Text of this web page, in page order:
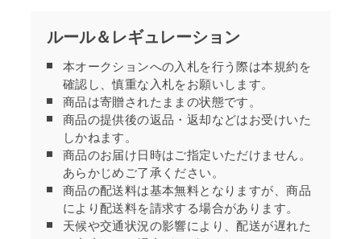
ルール＆レギュレーション
本オークションへの入札を行う際は本規約を
確認し、慎重な入札をお願いします。
商品は寄贈されたままの状態です。
商品の提供後の返品・返却などはお受けいた
しかねます。
商品のお届け日時はご指定いただけません。
あらかじめご了承ください。
商品の配送料は基本無料となりますが、商品
により配送料を請求する場合があります。
天候や交通状況の影響により、配送が遅れた